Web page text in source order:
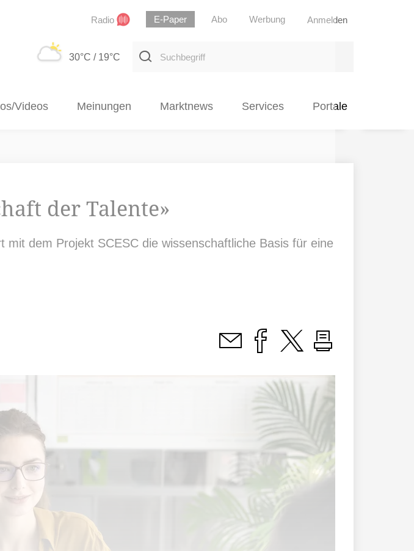
Radio E-Paper Abo Werbung Anmelden
30°C / 19°C
Suchbegriff
Videos Meinungen Marktnews Services Portale
der Talente»
dem Projekt SCESC die wissenschaftliche Basis für eine